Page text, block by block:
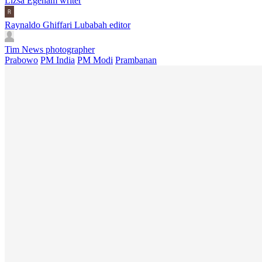
Raynaldo Ghiffari Lubabah editor
Tim News photographer
Prabowo PM India PM Modi Prambanan